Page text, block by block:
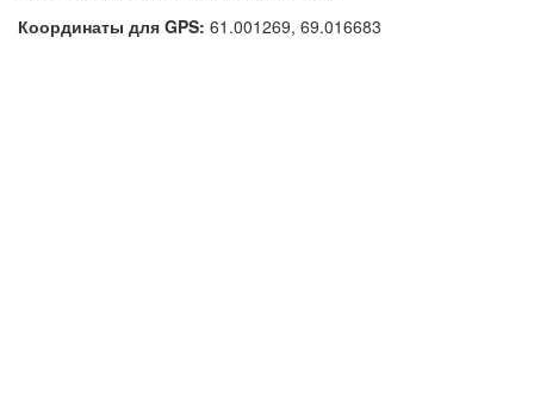
Координаты для GPS: 61.001269, 69.016683